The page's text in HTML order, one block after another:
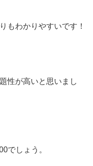
もわかりやすいです！
性が高いと思いまし
でしょう。